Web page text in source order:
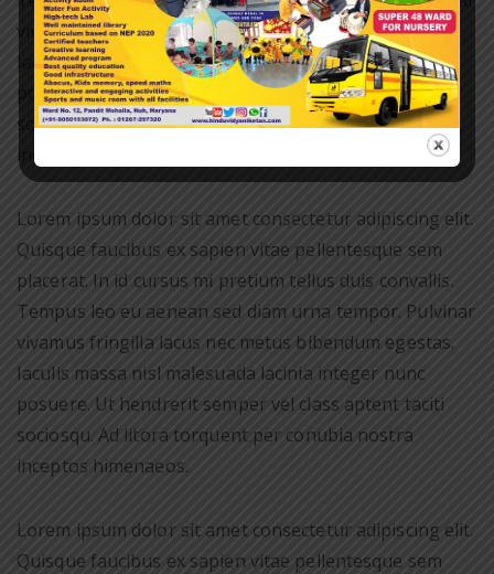
vivamus fringilla lacus nec metus bibendum egestas.
Iaculis massa nisl malesuada lacinia integer nunc
posuere. Ut hendrerit semper vel class aptent taciti
sociosqu. Ad litora torquent per conubia nostra
Lorem ipsum dolor sit amet consectetur adipiscing elit.
Quisque faucibus ex sapien vitae pellentesque sem
placerat. In id cursus mi pretium tellus duis convallis.
Tempus leo eu aenean sed diam urna tempor. Pulvinar
vivamus fringilla lacus nec metus bibendum egestas.
Iaculis massa nisl malesuada lacinia integer nunc
posuere. Ut hendrerit semper vel class aptent taciti
sociosqu. Ad litora torquent per conubia nostra
inceptos himenaeos.
Lorem ipsum dolor sit amet consectetur adipiscing elit.
Quisque faucibus ex sapien vitae pellentesque sem